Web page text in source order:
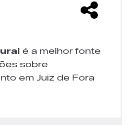
é a melhor fonte
sobre
em Juiz de Fora